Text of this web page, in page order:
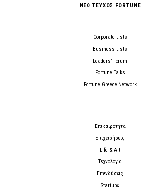
ΝΕΟ ΤΕΥΧΟΣ FORTUNE
Corporate Lists
Business Lists
Leaders’ Forum
Fortune Talks
Fortune Greece Network
Επικαιρότητα
Επιχειρήσεις
Life & Art
Τεχνολογία
Επενδύσεις
Startups